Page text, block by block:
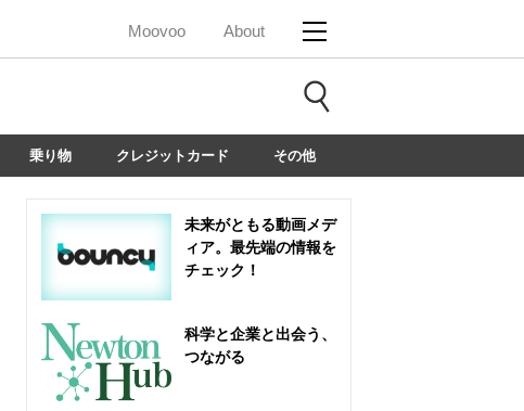
Moovoo About
乗り物 クレジットカード その他
未来がともる動画メデ
ィア。最先端の情報を
チェック！
科学と企業と出会う、
つながる